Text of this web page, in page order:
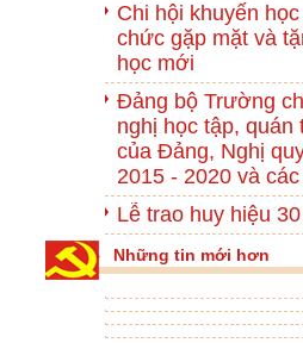
Chi hội khuyến
chức gặp mặt và
học mới
Đảng bộ Trường
nghị học tập,
của Đảng, Nghị
2015 - 2020 và
Lễ trao huy hiệu
Những tin mới hơn